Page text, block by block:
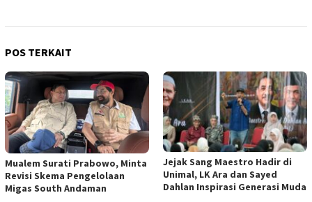
POS TERKAIT
Mualem Surati Prabowo, Minta
Revisi Skema Pengelolaan
Migas South Andaman
Jejak Sang Maestro Hadir di
Unimal, LK Ara dan Sayed
Dahlan Inspirasi Generasi Muda